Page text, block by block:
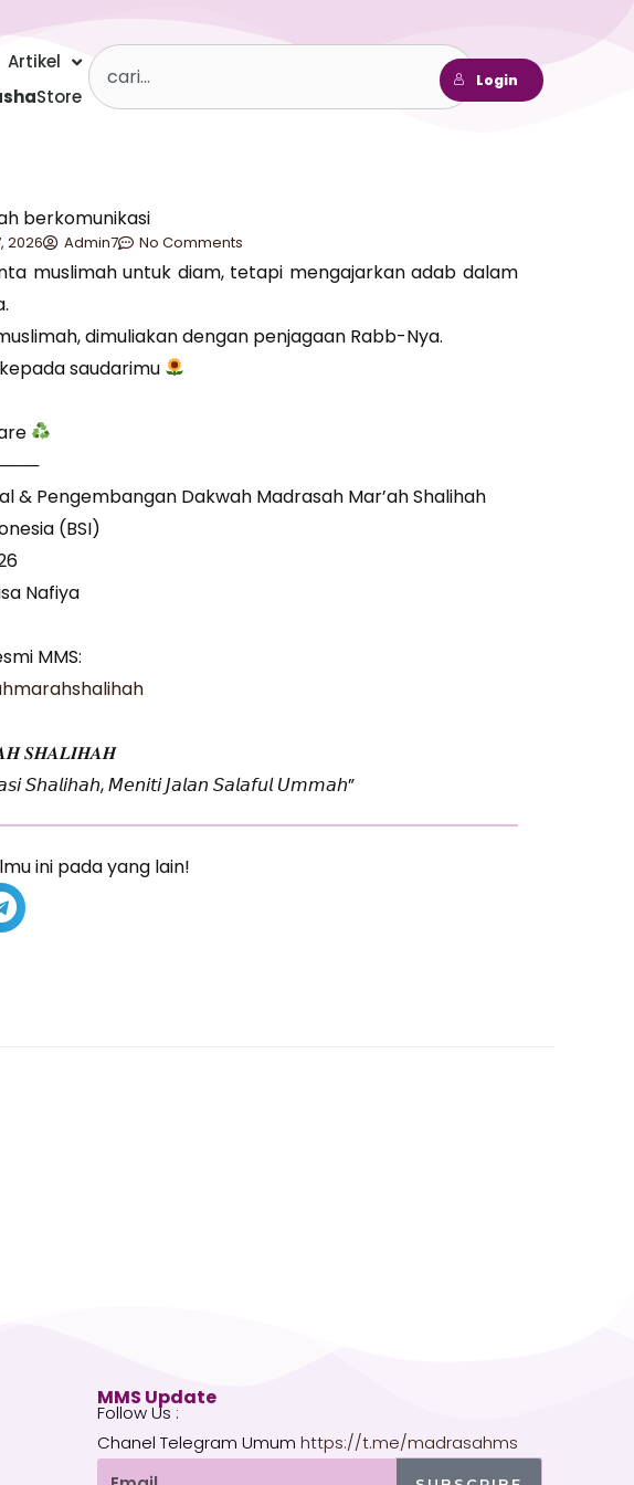
Artikel
Store
Search
Login
berkomunikasi
2026 Admin7 No Comments
muslimah untuk diam, tetapi mengajarkan adab dalam
dimuliakan dengan penjagaan Rabb-Nya.
saudarimu
& Pengembangan Dakwah Madrasah Mar’ah Shalihah
(BSI)
Nafiya
MMS:
𝑺𝑯𝑨𝑳𝑰𝑯𝑨𝑯
𝘚𝘩𝘢𝘭𝘪𝘩𝘢𝘩, 𝘔𝘦𝘯𝘪𝘵𝘪 𝘑𝘢𝘭𝘢𝘯 𝘚𝘢𝘭𝘢𝘧𝘶𝘭 𝘜𝘮𝘮𝘢𝘩”
ini pada yang lain!
MMS Update
Follow Us :
Chanel Telegram Umum https://t.me/madrasahms
Email